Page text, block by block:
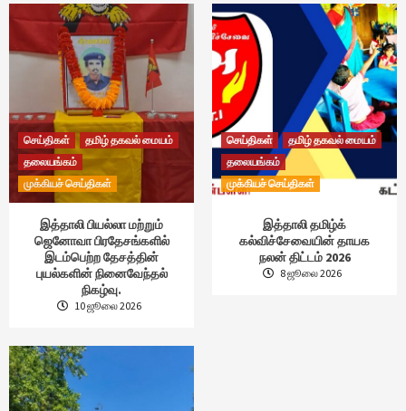
செய்திகள்
தமிழ் தகவல் மையம்
தலையங்கம்
முக்கியச் செய்திகள்
இத்தாலி பியல்லா மற்றும்
ஜெனோவா பிரதேசங்களில்
இடம்பெற்ற தேசத்தின்
புயல்களின் நினைவேந்தல்
நிகழ்வு.
10 ஜூலை 2026
செய்திகள்
தமிழ் தகவல் மையம்
தலையங்கம்
முக்கியச் செய்திகள்
இத்தாலி தமிழ்க்
கல்விச்சேவையின் தாயக
நலன் திட்டம் 2026
8 ஜூலை 2026